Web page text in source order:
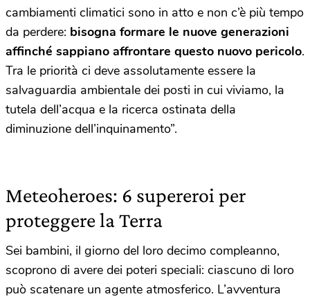
cambiamenti climatici sono in atto e non c’è più tempo
da perdere: bisogna formare le nuove generazioni
affinché sappiano affrontare questo nuovo pericolo.
Tra le priorità ci deve assolutamente essere la
salvaguardia ambientale dei posti in cui viviamo, la
tutela dell’acqua e la ricerca ostinata della
diminuzione dell’inquinamento”.
Meteoheroes: 6 supereroi per
proteggere la Terra
Sei bambini, il giorno del loro decimo compleanno,
scoprono di avere dei poteri speciali: ciascuno di loro
può scatenare un agente atmosferico. L’avventura